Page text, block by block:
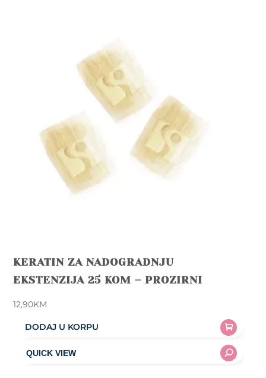
KERATIN ZA NADOGRADNJU
EKSTENZIJA 25 KOM – PROZIRNI
12,90KM
DODAJ U KORPU